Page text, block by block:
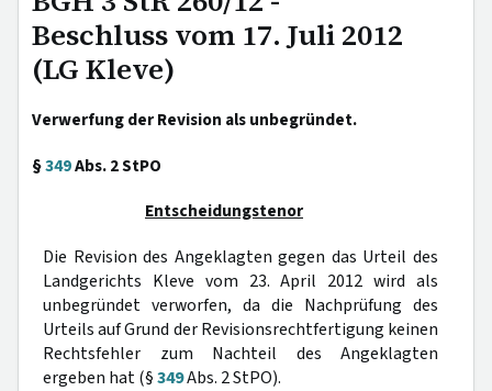
Beschluss vom 17. Juli 2012
(LG Kleve)
Verwerfung der Revision als unbegründet.
§349Abs. 2 StPO
Entscheidungstenor
Die Revision des Angeklagten gegen das Urteil des
Landgerichts Kleve vom 23. April 2012 wird als
unbegründet verworfen, da die Nachprüfung des
Urteils auf Grund der Revisionsrechtfertigung keinen
Rechtsfehler zum Nachteil des Angeklagten
ergeben hat (§349Abs. 2 StPO).